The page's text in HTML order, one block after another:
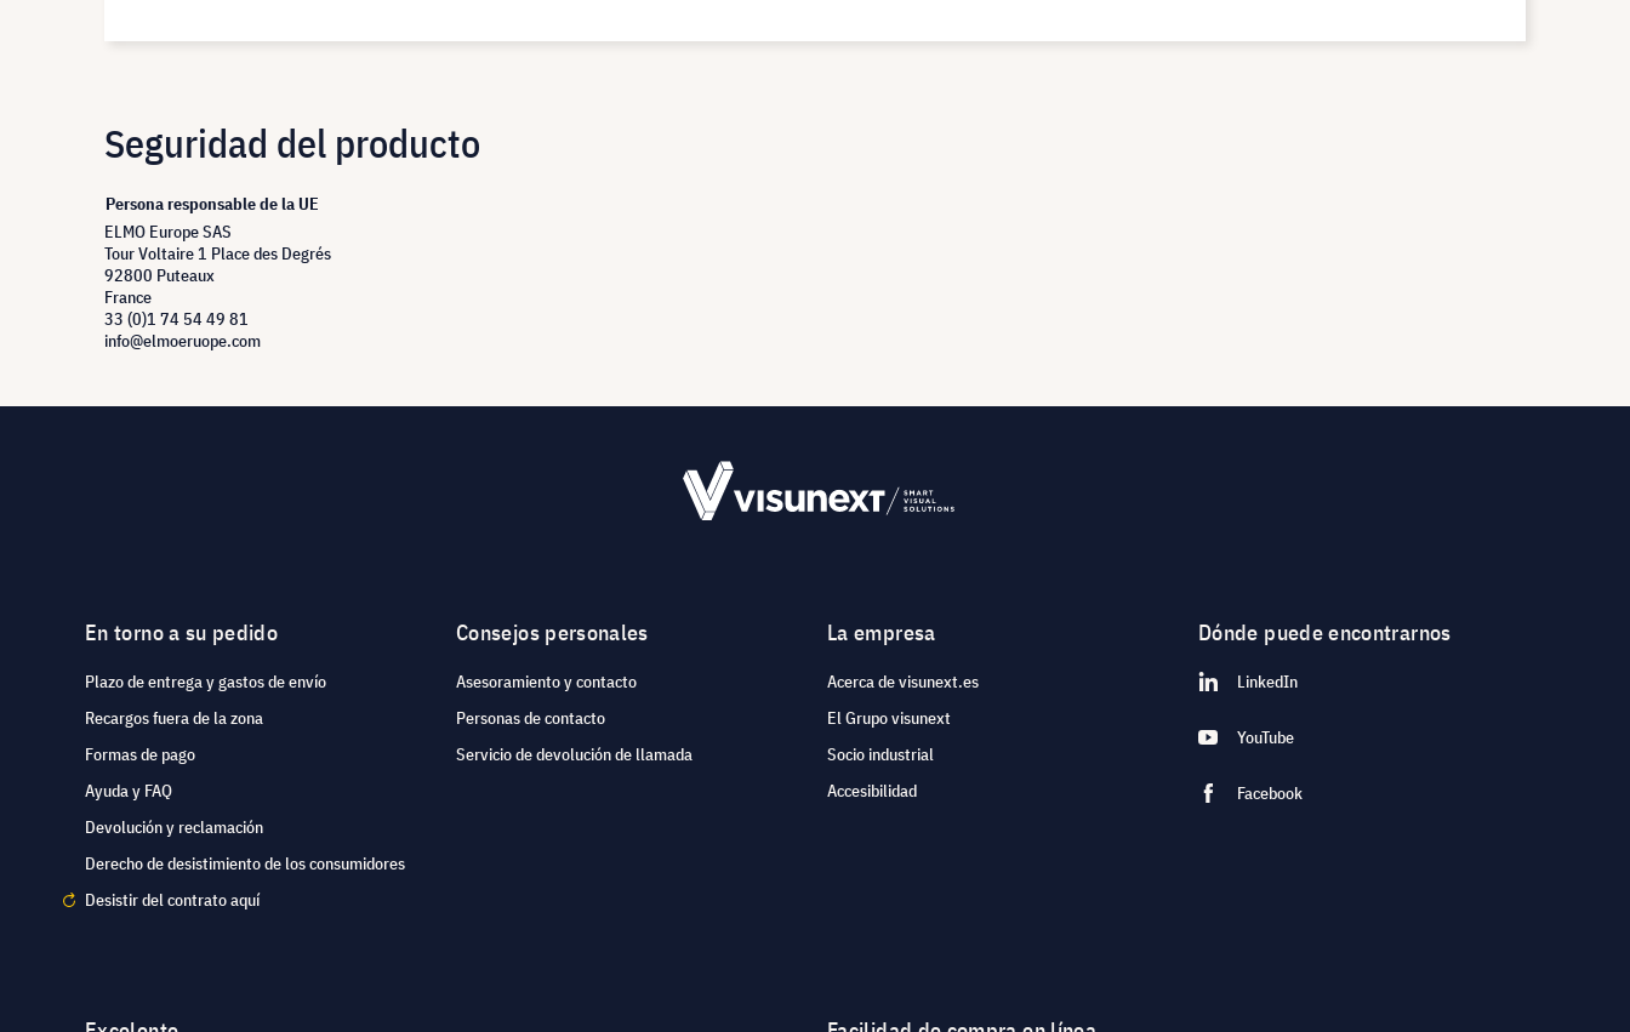
Seguridad del producto
Persona responsable de la UE
ELMO Europe SAS
Tour Voltaire 1 Place des Degrés
92800 Puteaux
France
33 (0)1 74 54 49 81
info@elmoeruope.com
En torno a su pedido
Plazo de entrega y gastos de envío
Recargos fuera de la zona
Formas de pago
Ayuda y FAQ
Devolución y reclamación
Derecho de desistimiento de los consumidores
Desistir del contrato aquí
Consejos personales
Asesoramiento y contacto
Personas de contacto
Servicio de devolución de llamada
La empresa
Acerca de visunext.es
El Grupo visunext
Socio industrial
Accesibilidad
Dónde puede encontrarnos
LinkedIn
YouTube
Facebook